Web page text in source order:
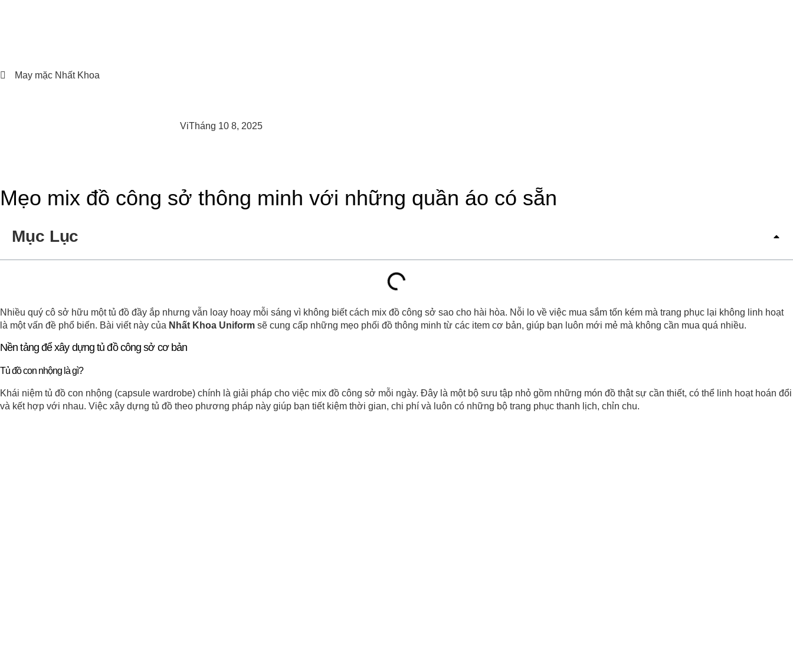
May mặc Nhất Khoa
ViTháng 10 8, 2025
Mẹo mix đồ công sở thông minh với những quần áo có sẵn
Mục Lục
Nhiều quý cô sở hữu một tủ đồ đầy ắp nhưng vẫn loay hoay mỗi sáng vì không biết cách mix đồ công sở sao cho hài hòa. Nỗi lo về việc mua sắm tốn kém mà trang phục lại không linh hoạt
là một vấn đề phổ biến. Bài viết này của Nhất Khoa Uniform sẽ cung cấp những mẹo phối đồ thông minh từ các item cơ bản, giúp bạn luôn mới mẻ mà không cần mua quá nhiều.
Nền tảng để xây dựng tủ đồ công sở cơ bản
Tủ đồ con nhộng là gì?
Khái niệm tủ đồ con nhộng (capsule wardrobe) chính là giải pháp cho việc mix đồ công sở mỗi ngày. Đây là một bộ sưu tập nhỏ gồm những món đồ thật sự cần thiết, có thể linh hoạt hoán đổi
và kết hợp với nhau. Việc xây dựng tủ đồ theo phương pháp này giúp bạn tiết kiệm thời gian, chi phí và luôn có những bộ trang phục thanh lịch, chỉn chu.